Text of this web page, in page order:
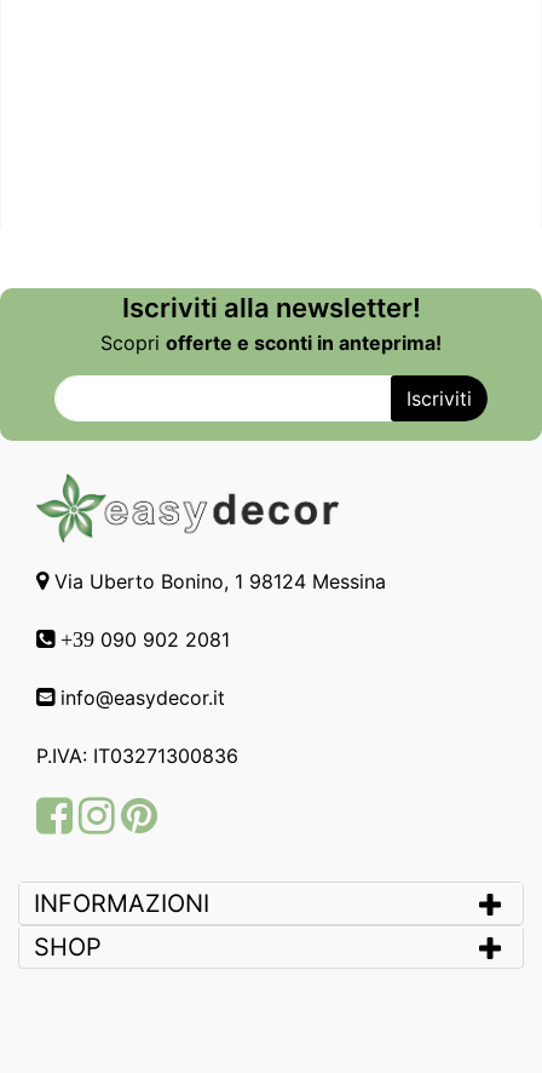
Iscriviti alla newsletter!
Scopri offerte e sconti in anteprima!
Via Uberto Bonino, 1 98124 Messina
+39 090 902 2081
info@easydecor.it
P.IVA: IT03271300836
FacebookInstagram
Pinterest
INFORMAZIONI
SHOP